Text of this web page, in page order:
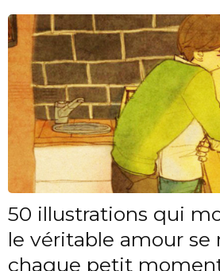
50 illustrations qui
le véritable amour se
chaque petit